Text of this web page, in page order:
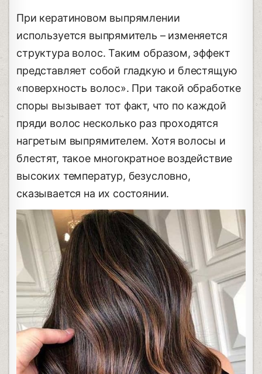
При кератиновом выпрямлении
используется выпрямитель – изменяется
структура волос. Таким образом, эффект
представляет собой гладкую и блестящую
«поверхность волос». При такой обработке
споры вызывает тот факт, что по каждой
пряди волос несколько раз проходятся
нагретым выпрямителем. Хотя волосы и
блестят, такое многократное воздействие
высоких температур, безусловно,
сказывается на их состоянии.